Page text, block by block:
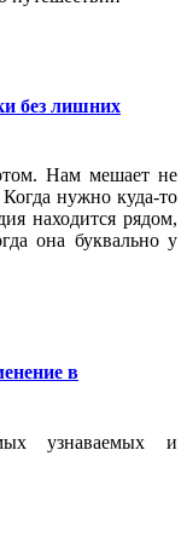
без лишних
Нам мешает не
Когда нужно куда-то
находится рядом,
она буквально у
в
узнаваемых и